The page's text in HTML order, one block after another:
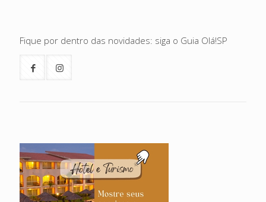
Fique por dentro das novidades: siga o Guia Olá!SP